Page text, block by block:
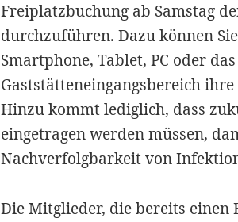
Freiplatzbuchung ab Samstag
durchzuführen. Dazu können
Smartphone, Tablet, PC oder
Gaststätteneingangsbereich
Hinzu kommt lediglich, dass
eingetragen werden müssen,
Nachverfolgbarkeit von
Die Mitglieder, die bereits einen